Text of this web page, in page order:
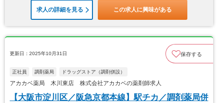
求人の詳細を見る この求人に興味がある
更新日：2025年10月31日 保存する
正社員 調剤薬局 ドラッグストア（調剤併設）
アカカベ薬局 木川東店 株式会社アカカベの薬剤師求人
【大阪市淀川区／阪急京都本線】駅チカ／調剤薬局併